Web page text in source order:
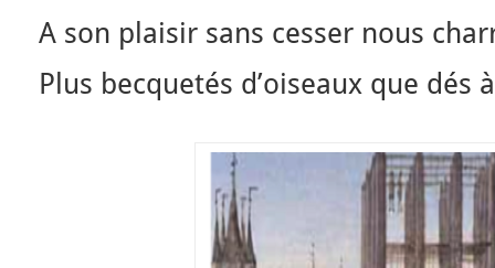
A son plaisir sans cesser nous
Plus becquetés d’oiseaux que dés